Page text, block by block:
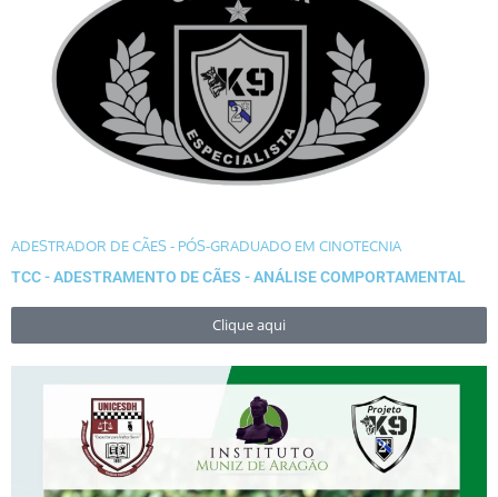
ADESTRADOR DE CÃES - PÓS-GRADUADO EM CINOTECNIA
TCC - ADESTRAMENTO DE CÃES - ANÁLISE COMPORTAMENTAL
Clique aqui